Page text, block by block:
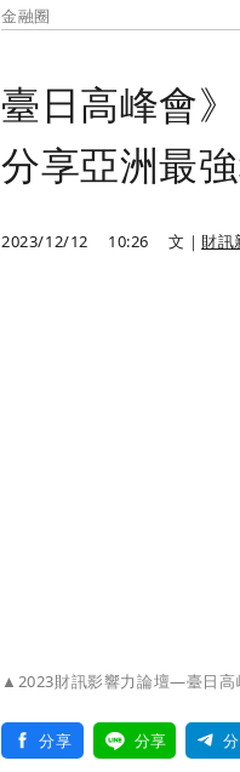
金融圈
臺日高峰會
分享亞洲最
2023/12/12 10:26 文｜ 財訊
▲2023財訊影響力論壇—臺日高
分享 分享